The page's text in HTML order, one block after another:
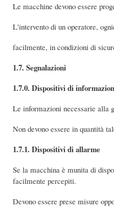
Le macchine devono essere
L'intervento di un operatore,
facilmente, in condizioni di
1.7. Segnalazioni
1.7.0. Dispositivi di
Le informazioni necessarie alla
Non devono essere in quantità
1.7.1. Dispositivi di allarme
Se la macchina è munita di
facilmente percepiti.
Devono essere prese misure